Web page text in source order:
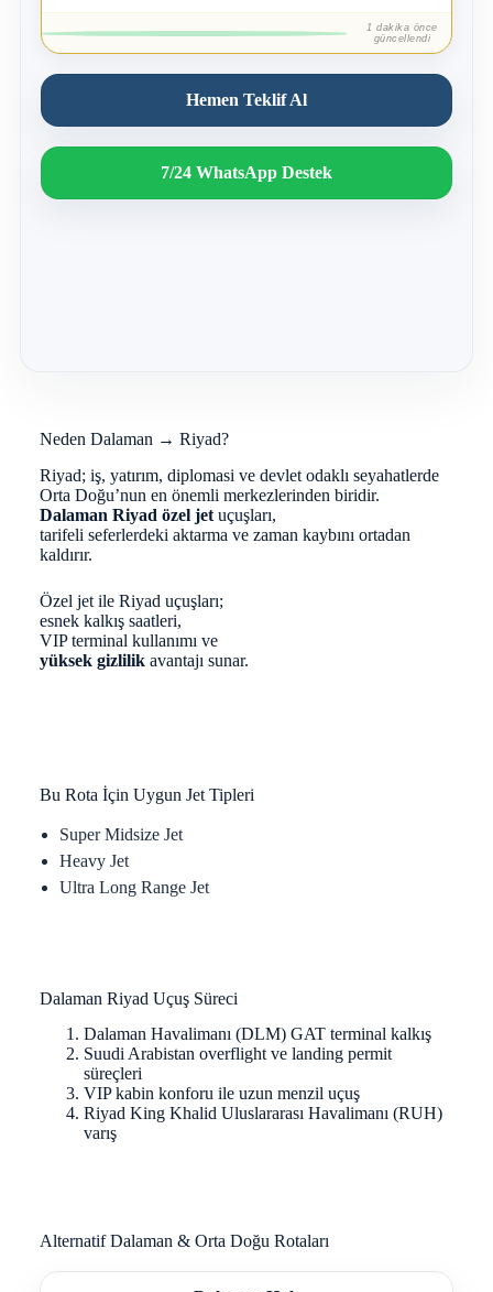
1 dakika önce
güncellendi
Hemen Teklif Al
7/24 WhatsApp Destek
Neden Dalaman → Riyad?
Riyad; iş, yatırım, diplomasi ve devlet odaklı seyahatlerde
Orta Doğu’nun en önemli merkezlerinden biridir.
Dalaman Riyad özel jetuçuşları,
tarifeli seferlerdeki aktarma ve zaman kaybını ortadan
kaldırır.
Özel jet ile Riyad uçuşları;
esnek kalkış saatleri,
VIP terminal kullanımı ve
yüksek gizlilikavantajı sunar.
Bu Rota İçin Uygun Jet Tipleri
Super Midsize Jet
Heavy Jet
Ultra Long Range Jet
Dalaman Riyad Uçuş Süreci
Dalaman Havalimanı (DLM) GAT terminal kalkış
Suudi Arabistan overflight ve landing permit
süreçleri
VIP kabin konforu ile uzun menzil uçuş
Riyad King Khalid Uluslararası Havalimanı (RUH)
varış
Alternatif Dalaman & Orta Doğu Rotaları